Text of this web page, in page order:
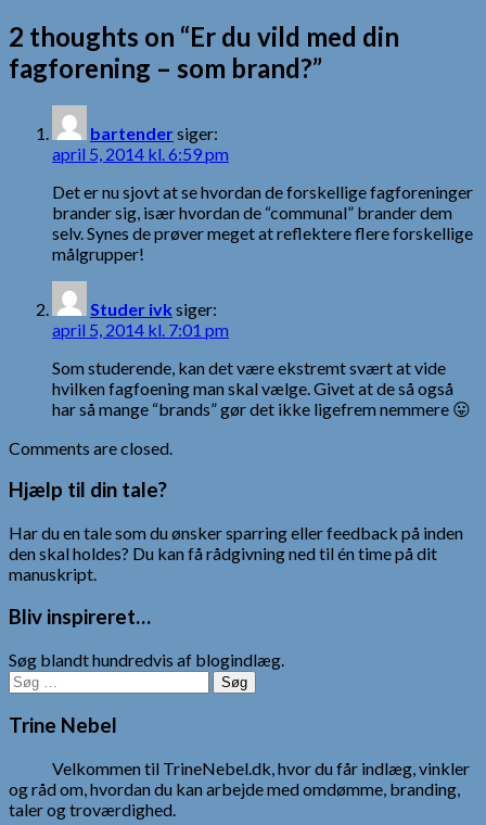
2 thoughts on “Er du vild med din
fagforening – som brand?”
bartendersiger:
april 5, 2014 kl. 6:59 pm
Det er nu sjovt at se hvordan de forskellige fagforeninger
brander sig, især hvordan de “communal” brander dem
selv. Synes de prøver meget at reflektere flere forskellige
målgrupper!
Studer ivk siger:
april 5, 2014 kl. 7:01 pm
Som studerende, kan det være ekstremt svært at vide
hvilken fagfoening man skal vælge. Givet at de så også
har så mange “brands” gør det ikke ligefrem nemmere 😛
Comments are closed.
Hjælp til din tale?
Har du en tale som du ønsker sparring eller feedback på inden
den skal holdes? Du kan få rådgivning ned til én time på dit
manuskript.
Bliv inspireret…
Søg blandt hundredvis af blogindlæg.
Søg
efter:
Trine Nebel
Velkommen til TrineNebel.dk, hvor du får indlæg, vinkler
og råd om, hvordan du kan arbejde med omdømme, branding,
taler og troværdighed.